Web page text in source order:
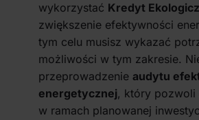
wykorzystać Kredyt
zwiększenie efektywności
tym celu musisz wykazać
możliwości w tym zakresie.
przeprowadzenie audytu
energetycznej, który pozwoli
w ramach planowanej